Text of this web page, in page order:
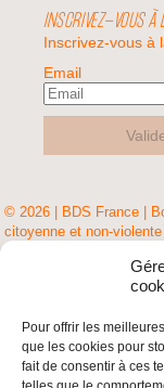
Pour offrir les
que les cookies pour
fait de consentir à ces
INSCRIVEZ-VOUS À
Inscrivez-vous à
Email
© 2026 | BDS France |
citoyenne et non-violente